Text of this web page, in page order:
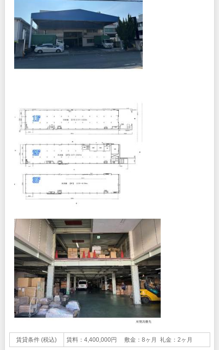
賃貸条件 (税込) 賃料：4,400,000円 敷金：8ヶ月 礼金：2ヶ月